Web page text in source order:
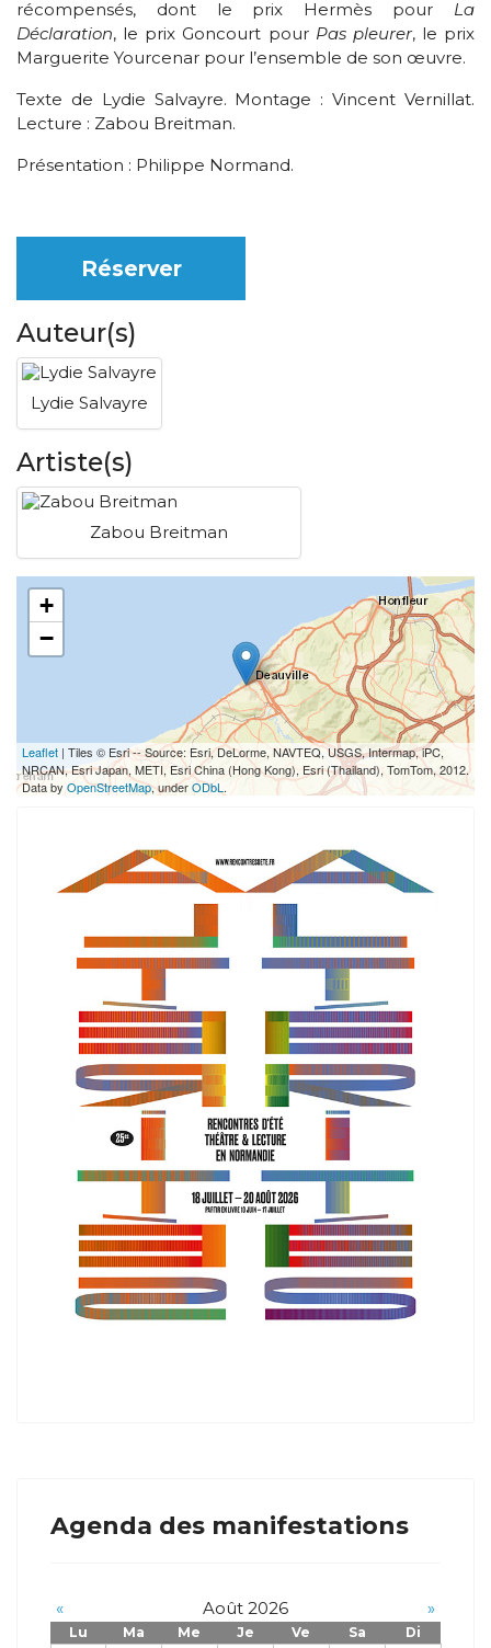
récompensés, dont le prix Hermès pour La
Déclaration, le prix Goncourt pour Pas pleurer, le prix
Marguerite Yourcenar pour l’ensemble de son œuvre.
Texte de Lydie Salvayre. Montage : Vincent Vernillat.
Lecture : Zabou Breitman.
Présentation : Philippe Normand.
Réserver
Auteur(s)
Lydie Salvayre
Artiste(s)
Zabou Breitman
+
−
Leaflet | Tiles © Esri -- Source: Esri, DeLorme, NAVTEQ, USGS, Intermap, iPC,
NRCAN, Esri Japan, METI, Esri China (Hong Kong), Esri (Thailand), TomTom, 2012.
Data by OpenStreetMap, underODbL .
Agenda des manifestations
« Août 2026 »
Lu Ma Me Je Ve Sa
Di